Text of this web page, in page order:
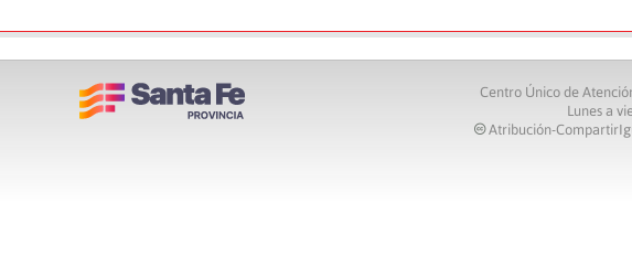
Centro Único de
Lunes a
cAtribución-